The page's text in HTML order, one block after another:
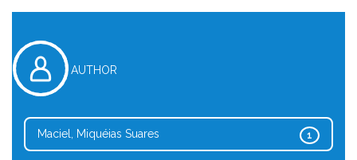
AUTHOR
1
Maciel, Miquéias Suares